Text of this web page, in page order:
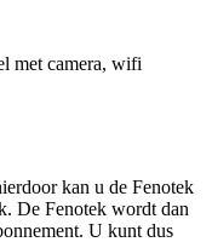
kan u de Fenotek
De Fenotek wordt dan
U kunt dus